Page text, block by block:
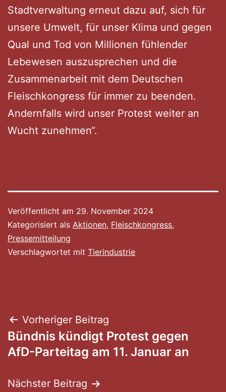
Stadtverwaltung erneut dazu auf, sich für
unsere Umwelt, für unser Klima und gegen
Qual und Tod von Millionen fühlender
Lebewesen auszusprechen und die
Zusammenarbeit mit dem Deutschen
Fleischkongress für immer zu beenden.
Andernfalls wird unser Protest weiter an
Wucht zunehmen“.
Veröffentlicht am 29. November 2024
Kategorisiert als Aktionen, Fleischkongress,
Pressemitteilung
Verschlagwortet mit Tierindustrie
Beitragsnavigation
Vorheriger Beitrag
Bündnis kündigt Protest gegen
AfD-Parteitag am 11. Januar an
Nächster Beitrag